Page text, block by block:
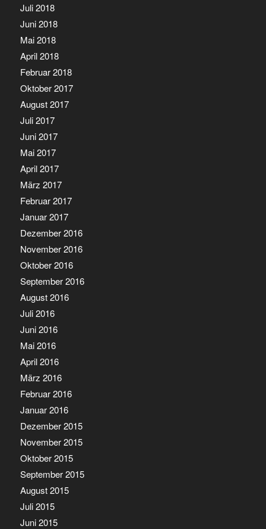
Juli 2018
Juni 2018
Mai 2018
April 2018
Februar 2018
Oktober 2017
August 2017
Juli 2017
Juni 2017
Mai 2017
April 2017
März 2017
Februar 2017
Januar 2017
Dezember 2016
November 2016
Oktober 2016
September 2016
August 2016
Juli 2016
Juni 2016
Mai 2016
April 2016
März 2016
Februar 2016
Januar 2016
Dezember 2015
November 2015
Oktober 2015
September 2015
August 2015
Juli 2015
Juni 2015